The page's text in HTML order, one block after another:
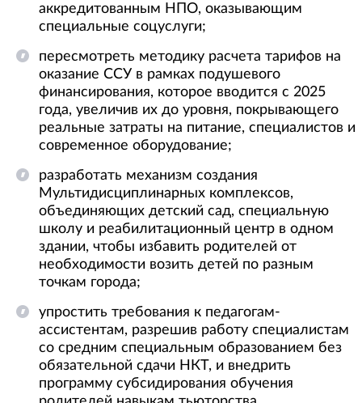
аккредитованным НПО, оказывающим
специальные соцуслуги;
пересмотреть методику расчета тарифов на
оказание ССУ в рамках подушевого
финансирования, которое вводится с 2025
года, увеличив их до уровня, покрывающего
реальные затраты на питание, специалистов и
современное оборудование;
разработать механизм создания
Мультидисциплинарных комплексов,
объединяющих детский сад, специальную
школу и реабилитационный центр в одном
здании, чтобы избавить родителей от
необходимости возить детей по разным
точкам города;
упростить требования к педагогам-
ассистентам, разрешив работу специалистам
со средним специальным образованием без
обязательной сдачи НКТ, и внедрить
программу субсидирования обучения